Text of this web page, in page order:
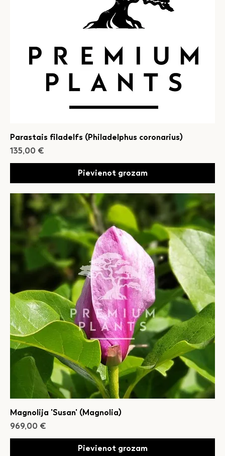
Parastais filadelfs (Philadelphus coronarius)
Cena
135,00 €
Pievienot grozam
Magnolija 'Susan' (Magnolia)
Cena
969,00 €
Pievienot grozam